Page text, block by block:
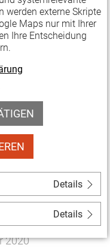
Freiwilligen-
Unterstützung
in die Zukunft“
das Unternehmen
Gestaltung von
berät.
11, 99423 Weimar
2020
werden externe Skripte
Maps nur mit Ihrer
Ihre Entscheidung
Details
Details